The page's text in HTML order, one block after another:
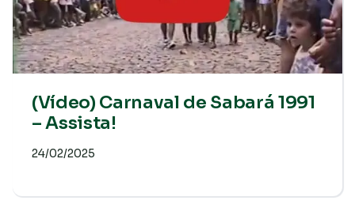
(Vídeo) Carnaval de Sabará 1991
– Assista!
24/02/2025